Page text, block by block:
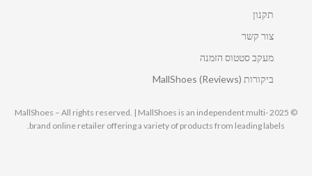
תקנון
צור קשר
מעקב סטטוס הזמנה
ביקורות MallShoes (Reviews)
© 2025 MallShoes – All rights reserved. | MallShoes is an independent multi-
brand online retailer offering a variety of products from leading labels.